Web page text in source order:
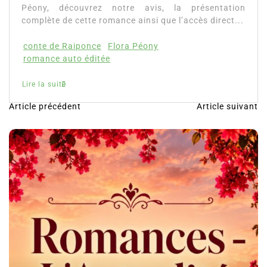
notre avis, la présentation
ainsi que l’accès direct...
Flora Péony
N
a
v
i
g
a
t
Article précédent Article suivant